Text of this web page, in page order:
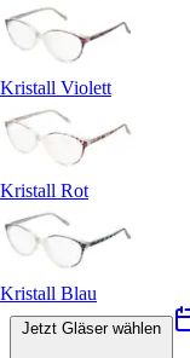
Kristall Violett
Kristall Rot
Kristall Blau